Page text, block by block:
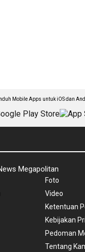
Mobile Apps untuk iOS dan
Megapolitan
Foto
Video
Ketentuan
Kebijakan
Pedoman
Tentang